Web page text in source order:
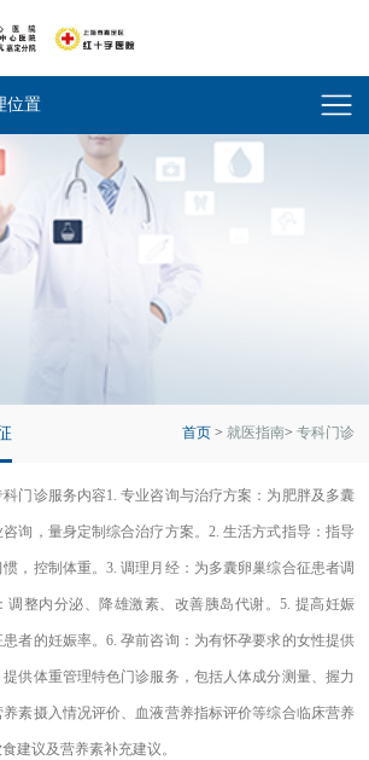
位置
首页 >就医指南>专科门诊
门诊服务内容1. 专业咨询与治疗方案：为肥胖及多囊
询，量身定制综合治疗方案。2. 生活方式指导：指导
，控制体重。3. 调理月经：为多囊卵巢综合征患者调
调整内分泌、降雄激素、改善胰岛代谢。5. 提高妊娠
者的妊娠率。6. 孕前咨询：为有怀孕要求的女性提供
供体重管理特色门诊服务，包括人体成分测量、握力
素摄入情况评价、血液营养指标评价等综合临床营养
建议及营养素补充建议。